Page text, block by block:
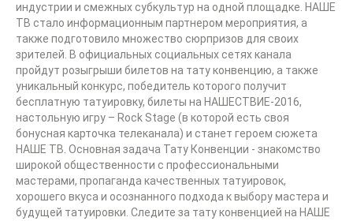
индустрии и смежных субкультур на одной площадке. НАШЕ
ТВ стало информационным партнером мероприятия, а
также подготовило множество сюрпризов для своих
зрителей. В официальных социальных сетях канала
пройдут розыгрыши билетов на тату конвенцию, а также
уникальный конкурс, победитель которого получит
бесплатную татуировку, билеты на НАШЕСТВИЕ-2016,
настольную игру – Rock Stage (в которой есть своя
бонусная карточка телеканала) и станет героем сюжета
НАШЕ ТВ. Основная задача Тату Конвенции - знакомство
широкой общественности с профессиональными
мастерами, пропаганда качественных татуировок,
хорошего вкуса и осознанного подхода к выбору мастера и
будущей татуировки. Следите за тату конвенцией на НАШЕ